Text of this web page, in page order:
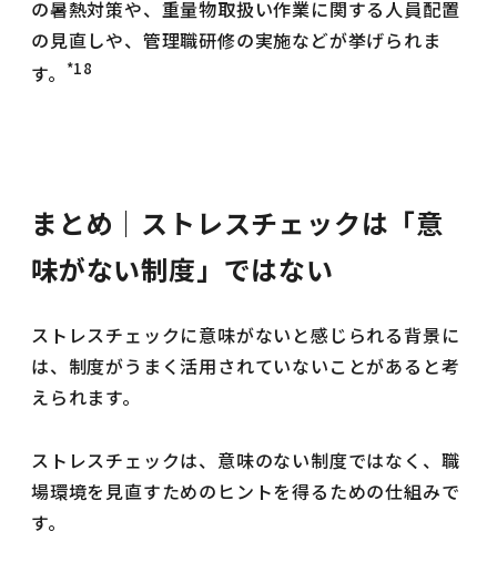
の暑熱対策や、重量物取扱い作業に関する人員配置
の見直しや、管理職研修の実施などが挙げられま
す。
*18
まとめ｜ストレスチェックは「意
味がない制度」ではない
ストレスチェックに意味がないと感じられる背景に
は、制度がうまく活用されていないことがあると考
えられます。
ストレスチェックは、意味のない制度ではなく、職
場環境を見直すためのヒントを得るための仕組みで
す。